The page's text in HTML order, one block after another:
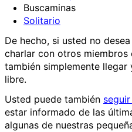
Buscaminas
Solitario
De hecho, si usted no
charlar con otros miembros
también simplemente llegar
libre.
Usted puede también
estar informado de las
algunas de nuestras